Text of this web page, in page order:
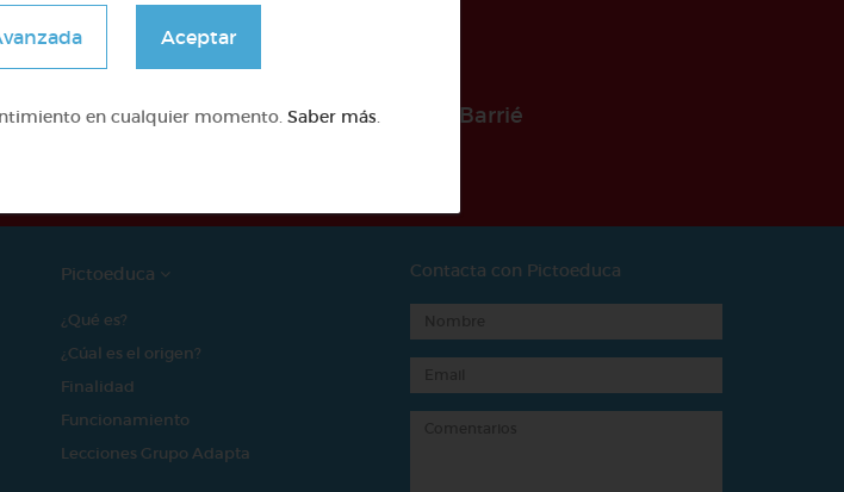
gracias al mecenazgo de la Fundación Barrié
Pictoeduca
¿Qué es?
¿Cúal es el origen?
Finalidad
Funcionamiento
Lecciones Grupo Adapta
Contacta con Pictoeduca
Aceptar
en cualquier momento. Saber más.